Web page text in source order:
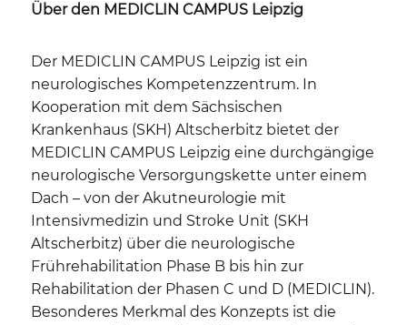
Über den MEDICLIN CAMPUS Leipzig
Der MEDICLIN CAMPUS Leipzig ist ein
neurologisches Kompetenzzentrum. In
Kooperation mit dem Sächsischen
Krankenhaus (SKH) Altscherbitz bietet der
MEDICLIN CAMPUS Leipzig eine durchgängige
neurologische Versorgungskette unter einem
Dach – von der Akutneurologie mit
Intensivmedizin und Stroke Unit (SKH
Altscherbitz) über die neurologische
Frührehabilitation Phase B bis hin zur
Rehabilitation der Phasen C und D (MEDICLIN).
Besonderes Merkmal des Konzepts ist die